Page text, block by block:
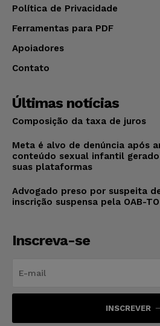
Política de Privacidade
Ferramentas para PDF
Apoiadores
Contato
Últimas notícias
Composição da taxa de juros
Meta é alvo de denúncia após
conteúdo sexual infantil
suas plataformas
Advogado preso por suspeita
inscrição suspensa pela OAB-TO
Inscreva-se
INSCREVER